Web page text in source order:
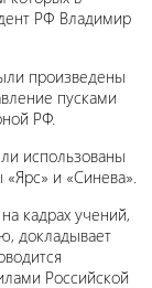
РФ Владимир
произведены
пусками
РФ.
использованы
и «Синева».
кадрах учений,
докладывает
Российской